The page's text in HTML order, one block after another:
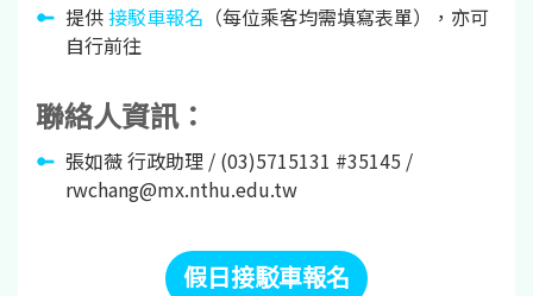
提供接駁車報名 （每位乘客均需填寫表單），亦可
自行前往
聯絡人資訊：
張如薇 行政助理 / (03)5715131 #35145 /
rwchang@mx.nthu.edu.tw
假日接駁車報名